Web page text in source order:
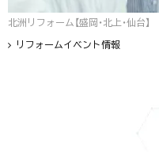
北洲リフォーム【盛岡・北上・仙台】
リフォームイベント情報